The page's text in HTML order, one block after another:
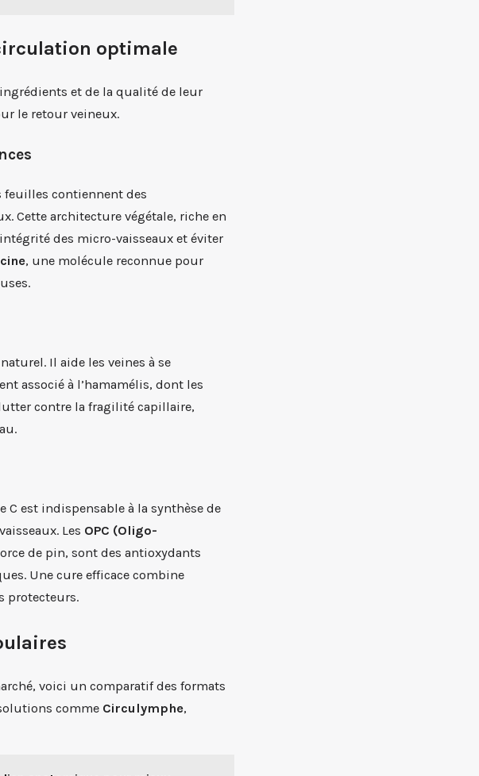
optimale
et de la qualité de leur
le retour veineux.
feuilles contiennent des
Cette architecture végétale, riche en
des micro-vaisseaux et éviter
, une molécule reconnue pour
Il aide les veines à se
associé à l’hamamélis, dont les
contre la fragilité capillaire,
C est indispensable à la synthèse de
Les OPC (Oligo-
de pin, sont des antioxydants
Une cure efficace combine
protecteurs.
voici un comparatif des formats
comme Circulymphe,